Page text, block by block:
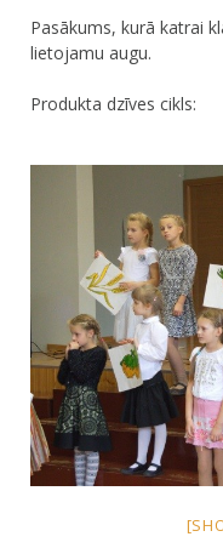
Pasākums, kurā katrai
lietojamu augu.
Produkta dzīves cikls: